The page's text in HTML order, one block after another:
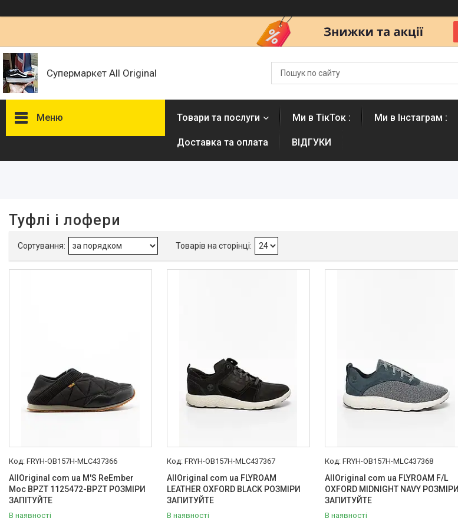
Супермаркет All Original
Меню
В наявності 5
Товари та послуги Ми в ТікТок : Ми в Інстаграм :
Доставка та оплата ВІДГУКИ
Туфлі і лофери
FRYH-OB157H-MLC437366
AllOriginal com ua M'S ReEmber
Moc BPZT 1125472-BPZT РОЗМІРИ
ЗАПІТУЙТЕ
В наявності
FRYH-OB157H-MLC437367
AllOriginal com ua FLYROAM
LEATHER OXFORD BLACK РОЗМІРИ
ЗАПИТУЙТЕ
В наявності
FRYH-OB157H-MLC437368
AllOriginal com ua FLYROAM F/L
OXFORD MIDNIGHT NAVY РОЗМІРИ
ЗАПИТУЙТЕ
В наявності